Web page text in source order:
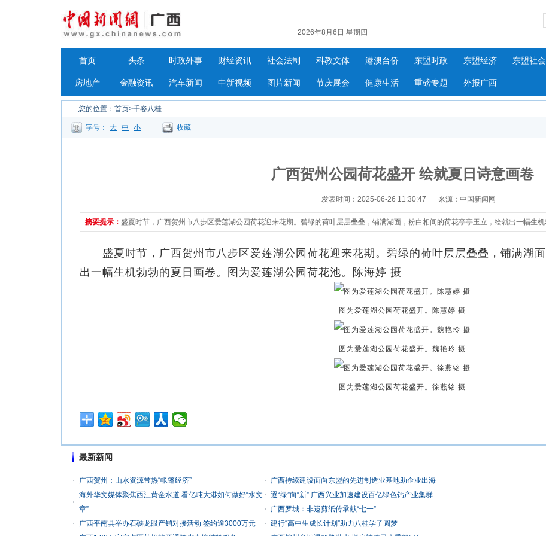
2026年8月6日 星期四
首页 头条 时政外事 财经资讯 社会法制 科教文体 港澳台侨 东盟时政 东盟经济 东盟社会
房地产 金融资讯 汽车新闻 中新视频 图片新闻 节庆展会 健康生活 重磅专题 外报广西
您的位置： 首页>千姿八桂
字号： 大 中 小 收藏
广西贺州公园荷花盛开 绘就夏日诗意画卷
发表时间：2025-06-26 11:30:47 来源：中国新闻网
摘要提示： 盛夏时节，广西贺州市八步区爱莲湖公园荷花迎来花期。碧绿的荷叶层层叠叠，铺满湖面，粉白相间的荷花亭亭玉立，绘就出一幅生机
盛夏时节，广西贺州市八步区爱莲湖公园荷花迎来花期。碧绿的荷叶层层叠叠，铺满湖
出一幅生机勃勃的夏日画卷。图为爱莲湖公园荷花池。陈海婷 摄
图为爱莲湖公园荷花盛开。陈慧婷 摄
图为爱莲湖公园荷花盛开。魏艳玲 摄
图为爱莲湖公园荷花盛开。徐燕铭 摄
最新新闻
广西贺州：山水资源带热“帐篷经济”
广西持续建设面向东盟的先进制造业基地助企业出海
海外华文媒体聚焦西江黄金水道 看亿吨大港如何做好“水文
章”
逐“绿”向“新” 广西兴业加速建设百亿绿色钙产业集群
广西罗城：非遗剪纸传承献“七一”
广西平南县举办石硖龙眼产销对接活动 签约逾3000万元
建行“高中生成长计划”助力八桂学子圆梦